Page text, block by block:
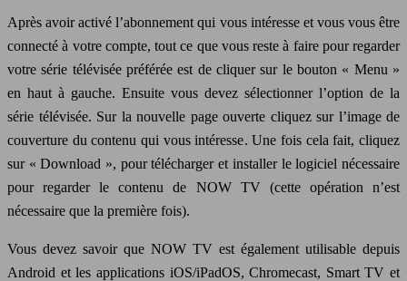
Après avoir activé l’abonnement qui vous intéresse et vous vous être
connecté à votre compte, tout ce que vous reste à faire pour regarder
votre série télévisée préférée est de cliquer sur le bouton « Menu »
en haut à gauche. Ensuite vous devez sélectionner l’option de la
série télévisée. Sur la nouvelle page ouverte cliquez sur l’image de
couverture du contenu qui vous intéresse. Une fois cela fait, cliquez
sur « Download », pour télécharger et installer le logiciel nécessaire
pour regarder le contenu de NOW TV (cette opération n’est
nécessaire que la première fois).
Vous devez savoir que NOW TV est également utilisable depuis
Android et les applications iOS/iPadOS, Chromecast, Smart TV et